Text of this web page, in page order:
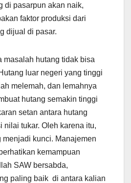
di pasarpun akan naik,
faktor produksi dari
dijual di pasar.
masalah hutang tidak bisa
luar negeri yang tinggi
melemah, dan lemahnya
hutang semakin tinggi
setan antara hutang
nilai tukar. Oleh karena itu,
menjadi kunci. Manajemen
kemampuan
SAW bersabda,
paling baik di antara kalian